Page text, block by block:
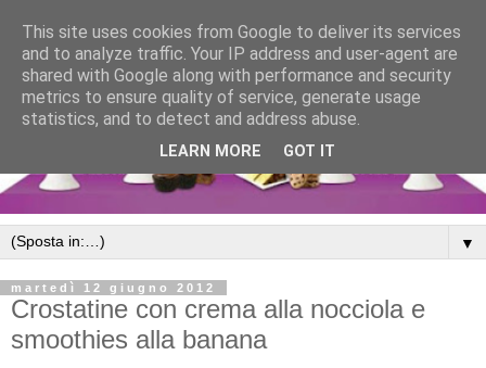
▼
martedì 12 giugno 2012
Crostatine con crema alla nocciola e
smoothies alla banana
This site uses cookies from Google to deliver its services
and to analyze traffic. Your IP address and user-agent are
shared with Google along with performance and security
metrics to ensure quality of service, generate usage
statistics, and to detect and address abuse.
LEARN MORE GOT IT